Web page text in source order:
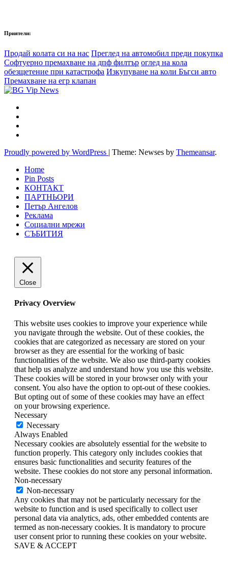
Приятели:
Продай колата си на нас Преглед на автомобил преди покупка
Софтуерно премахване на дпф филтър оглед на кола
обезщетение при катастрофа Изкупуване на коли Бъгси авто
Премахване на егр клапан
Proudly powered by WordPress | Theme: Newses by Themeansar.
Home
Pin Posts
КОНТАКТ
ПАРТНЬОРИ
Петър Ангелов
Реклама
Социални мрежи
СЪБИТИЯ
Close
Privacy Overview
This website uses cookies to improve your experience while
you navigate through the website. Out of these cookies, the
cookies that are categorized as necessary are stored on your
browser as they are essential for the working of basic
functionalities of the website. We also use third-party cookies
that help us analyze and understand how you use this website.
These cookies will be stored in your browser only with your
consent. You also have the option to opt-out of these cookies.
But opting out of some of these cookies may have an effect
on your browsing experience.
Necessary
Necessary
Always Enabled
Necessary cookies are absolutely essential for the website to
function properly. This category only includes cookies that
ensures basic functionalities and security features of the
website. These cookies do not store any personal information.
Non-necessary
Non-necessary
Any cookies that may not be particularly necessary for the
website to function and is used specifically to collect user
personal data via analytics, ads, other embedded contents are
termed as non-necessary cookies. It is mandatory to procure
user consent prior to running these cookies on your website.
SAVE & ACCEPT